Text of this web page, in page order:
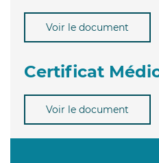
Voir le document
Certificat
Voir le document